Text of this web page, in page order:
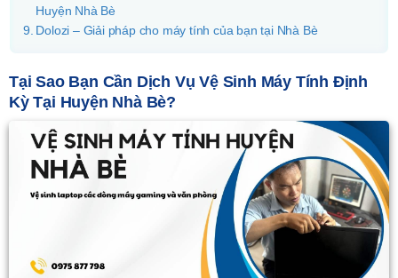
Huyện Nhà Bè
Dolozi – Giải pháp cho máy tính của bạn tại Nhà Bè
Tại Sao Bạn Cần Dịch Vụ Vệ Sinh Máy Tính Định
Kỳ Tại Huyện Nhà Bè?